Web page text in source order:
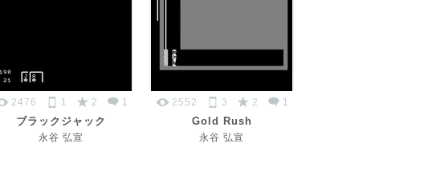
2476 1 2 1
ブラックジャック
永谷 弘宣
2552 3 2 1
Gold Rush
永谷 弘宣